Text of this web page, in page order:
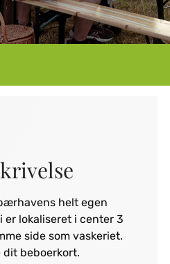
helt egen
lokaliseret i center 3
side som vaskeriet.
dit beboerkort.